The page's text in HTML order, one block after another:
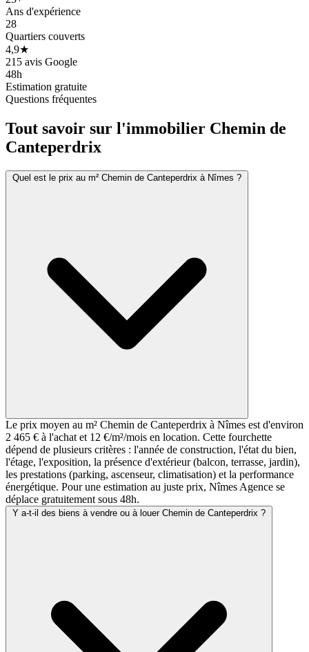
Ans d'expérience
28
Quartiers couverts
4,9★
215 avis Google
48h
Estimation gratuite
Questions fréquentes
Tout savoir sur l'immobilier Chemin de
Canteperdrix
Quel est le prix au m² Chemin de Canteperdrix à Nîmes ?
Le prix moyen au m² Chemin de Canteperdrix à Nîmes est d'environ
2 465 € à l'achat et 12 €/m²/mois en location. Cette fourchette
dépend de plusieurs critères : l'année de construction, l'état du bien,
l'étage, l'exposition, la présence d'extérieur (balcon, terrasse, jardin),
les prestations (parking, ascenseur, climatisation) et la performance
énergétique. Pour une estimation au juste prix, Nîmes Agence se
déplace gratuitement sous 48h.
Y a-t-il des biens à vendre ou à louer Chemin de Canteperdrix ?